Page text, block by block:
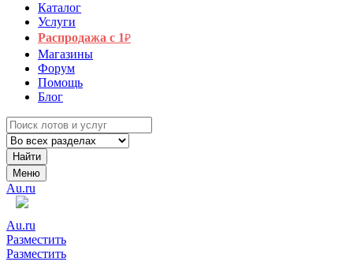
Каталог
Услуги
Распродажа с 1₽
Магазины
Форум
Помощь
Блог
Найти
Меню
Au.ru
Au.ru
Разместить
Разместить